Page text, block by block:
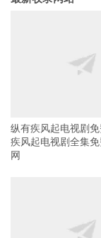
纵有疾风起电视剧
疾风起电视剧全集
网